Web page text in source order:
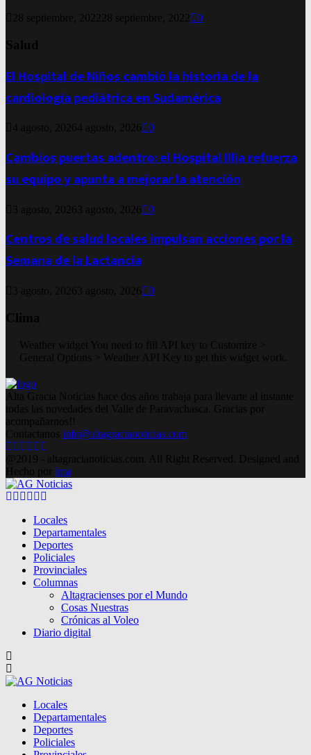
28 septiembre, 2022 28 septiembre, 2022 0
Salud
El Hospital de Niños cambió la historia de la
cardiología pediátrica en Sudamérica
4 agosto, 20264 agosto, 2026 0
Cambios puertas adentro: el Hospital Illia refuerza
su equipo y apunta a mejorar la atención
3 agosto, 2026 3 agosto, 2026 0
Centros de salud locales impulsan acciones por la
Semana de la Lactancia
3 agosto, 2026 3 agosto, 2026 0
Clima
Weather widget You need to fill API key to Customize >
General Options > Weather API Key to get this widget work.
Alta Gracia Noticias hace dos años trabaja para llevarte al instante
todas las novedades del Valle de Paravachasca. Gracias por
acompañarnos!!
Contactanos info@altagracianoticias.com
Facebook
Twitter
Instagram
Pinterest
Google
@2019 - altagracianoticias.com. All Right Reserved. Designed and
Hecho por lma
Facebook
Twitter
Instagram
Pinterest
Google
Locales
Departamentales
Deportes
Policiales
Provinciales
Columnas
Altagracienses por el Mundo
Cosas Nuestras
Crónicas al Voleo
Diario digital
Locales
Departamentales
Deportes
Policiales